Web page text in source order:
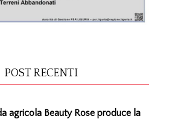
POST RECENTI
agricola Beauty Rose produce la